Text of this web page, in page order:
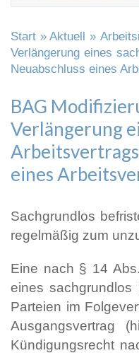
Start »Aktuell »
Verlängerung eines
Neuabschluss eines
BAG
Verlängerung
eines
Sachgrundlos
regelmäßig zum
Eine nach § 14
eines sachgrundlos
Parteien im
Ausgangsvertrag
Kündigungsrecht